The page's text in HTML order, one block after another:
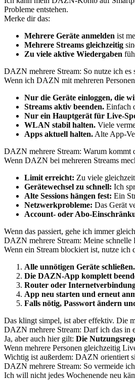
Probleme entstehen.
Merke dir das:
Mehrere Geräte anmelden ist
Mehrere Streams gleichzeitig
Zu viele aktive Wiedergaben
DAZN mehrere Stream: So nutze ich es
Wenn ich DAZN mit mehreren
Nur die Geräte einloggen, die
Streams aktiv beenden. Einfach
Nur ein Hauptgerät für Live-
WLAN stabil halten. Viele
Apps aktuell halten. Alte App-
DAZN mehrere Stream: Warum kommt
Wenn DAZN bei mehreren Streams
Limit erreicht: Zu viele
Gerätewechsel zu schnell: Ich
Alte Sessions hängen fest: Ein
Netzwerkprobleme: Das Gerät
Account- oder Abo-
Wenn das passiert, gehe ich immer
DAZN mehrere Stream: Meine schnelle
Wenn ein Stream blockiert ist, nutze ich
Alle unnötigen Geräte schließen.
Die DAZN-App komplett
Router oder
App neu starten und erneut
Falls nötig, Passwort ändern
Das klingt simpel, ist aber effektiv. Die
DAZN mehrere Stream: Darf ich das in
Ja, aber auch hier gilt: Die
Wenn mehrere Personen gleichzeitig
Wichtig ist außerdem: DAZN orientiert
DAZN mehrere Stream: So vermeide
Ich will nicht jedes Wochenende neu